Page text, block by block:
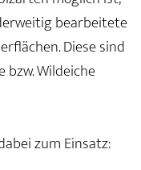
bearbeitete
Diese sind
Wildeiche
zum Einsatz: